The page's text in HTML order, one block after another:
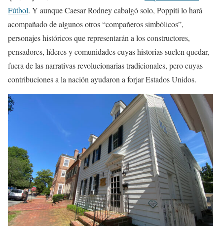
Fútbol. Y aunque Caesar Rodney cabalgó solo, Poppiti lo hará
acompañado de algunos otros “compañeros simbólicos”,
personajes históricos que representarán a los constructores,
pensadores, líderes y comunidades cuyas historias suelen quedar,
fuera de las narrativas revolucionarias tradicionales, pero cuyas
contribuciones a la nación ayudaron a forjar Estados Unidos.